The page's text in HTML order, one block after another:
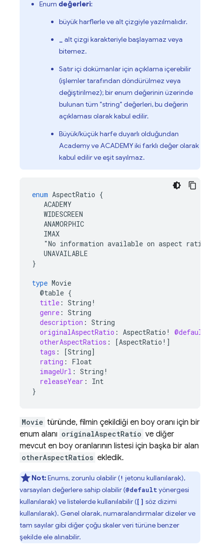
Enum değerleri:
büyük harflerle ve alt çizgiyle yazılmalıdır.
alt çizgi karakteriyle başlayamaz veya
bitemez.
Satır içi dokümanlar için açıklama içerebilir
(işlemler tarafından döndürülmez veya
değiştirilmez); bir enum değerinin üzerinde
bulunan tüm "string" değerleri, bu değerin
açıklaması olarak kabul edilir.
Büyük/küçük harfe duyarlı olduğundan
Academy ve ACADEMY iki farklı değer olarak
kabul edilir ve eşit sayılmaz.
enum AspectRatio {
ACADEMY
WIDESCREEN
ANAMORPHIC
IMAX
"No information available on aspect ratio
UNAVAILABLE
}
type Movie
@table {
title : String !
genre : String
description : String
originalAspectRatio : AspectRatio ! @default
otherAspectRatios : [AspectRatio !]
tags : [String]
rating :
Float
imageUrl : String !
releaseYear :
Int
}
Movie türünde, filmin çekildiği en boy oranı için bir
enum alanı originalAspectRatio ve diğer
mevcut en boy oranlarının listesi için başka bir alan
otherAspectRatios ekledik.
Not:Enums, zorunlu olabilir (! jetonu kullanılarak),
varsayılan değerlere sahip olabilir (@default yönergesi
kullanılarak) ve listelerde kullanılabilir ([] söz dizimi
kullanılarak). Genel olarak, numaralandırmalar dizeler ve
tam sayılar gibi diğer çoğu skaler veri türüne benzer
şekilde ele alınabilir.